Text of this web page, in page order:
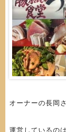
オーナーの長岡
運営しているの